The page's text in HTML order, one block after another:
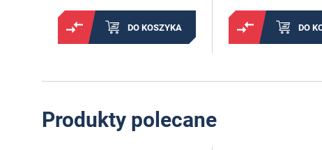
DO KOSZYKA DO
Produkty polecane